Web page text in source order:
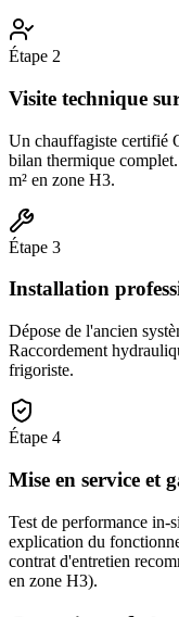
Étape 2
Visite technique
Un chauffagiste certifié
bilan thermique
m² en zone H3.
Étape 3
Installation
Dépose de l'ancien
Raccordement
frigoriste.
Étape 4
Mise en service et
Test de performance in-
explication du
contrat d'entretien
en zone H3).